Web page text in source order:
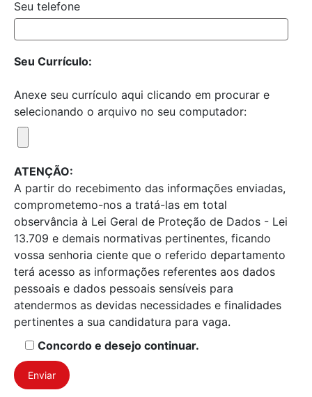
Seu telefone
Seu Currículo:
Anexe seu currículo aqui clicando em procurar e
selecionando o arquivo no seu computador:
ATENÇÃO:
A partir do recebimento das informações enviadas,
comprometemo-nos a tratá-las em total
observância à Lei Geral de Proteção de Dados - Lei
13.709 e demais normativas pertinentes, ficando
vossa senhoria ciente que o referido departamento
terá acesso as informações referentes aos dados
pessoais e dados pessoais sensíveis para
atendermos as devidas necessidades e finalidades
pertinentes a sua candidatura para vaga.
Concordo e desejo continuar.